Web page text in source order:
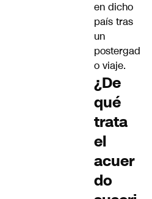
en dicho
país tras
un
postergad
o viaje.
¿De
qué
trata
el
acuer
do